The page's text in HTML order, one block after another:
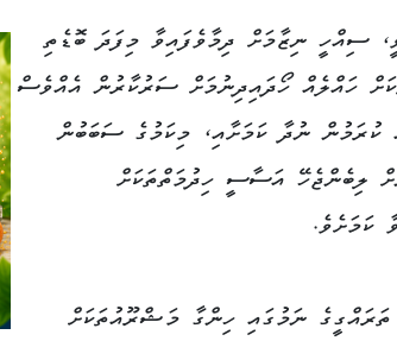
ސިއްހީ ނިޒާމަށް ދިމާވެފައިވާ މިފަދަ ބޮޑެތި
ހައްލެއް ހޯދައިދިނުމަށް ސަރުކާރުން އެއްވެސް
ކުރަމުން ނުދާ ކަމަށާއި، މިކަމުގެ ސަބަބުން
ލިބެންޖެހޭ އަސާސީ ހިދުމަތްތަކަށް
ކަމަށެވެ.
ނަމުގައި ހިންގާ މަޝްރޫއުތަކަށް